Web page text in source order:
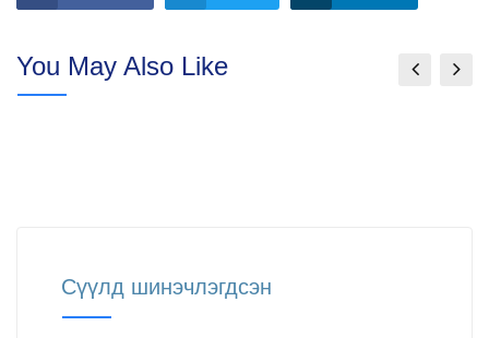
You May Also Like
Сүүлд шинэчлэгдсэн